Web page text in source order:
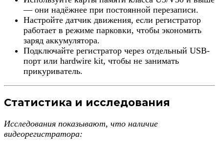
— они надёжнее при постоянной перезаписи.
Настройте датчик движения, если регистратор
работает в режиме парковки, чтобы экономить
заряд аккумулятора.
Подключайте регистратор через отдельный USB-
порт или hardwire kit, чтобы не занимать
прикуриватель.
Статистика и исследования
Исследования показывают, что наличие
видеорегистратора: